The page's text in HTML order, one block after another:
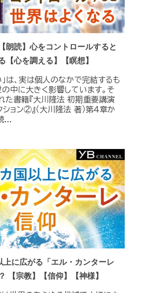
朗読】心をコントロールすると
【心を調える】【瞑想】
は、実は個人のなかで完結するも
の中に大きく影響しています。そ
た書籍『大川隆法 初期重要講演
ョン②』（大川隆法 著）第４章か
...
上に広がる「エル・カンターレ
【宗教】【信仰】【神様】